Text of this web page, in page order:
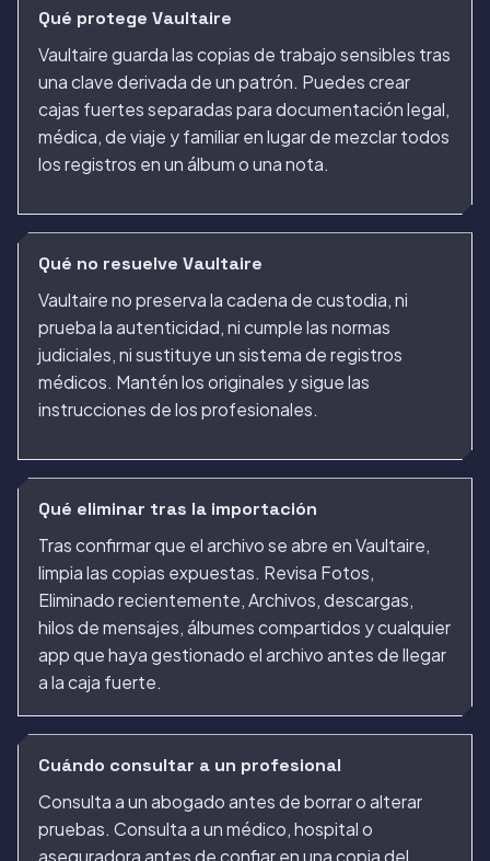
Qué protege Vaultaire
Vaultaire guarda las copias de trabajo sensibles tras
una clave derivada de un patrón. Puedes crear
cajas fuertes separadas para documentación legal,
médica, de viaje y familiar en lugar de mezclar todos
los registros en un álbum o una nota.
Qué no resuelve Vaultaire
Vaultaire no preserva la cadena de custodia, ni
prueba la autenticidad, ni cumple las normas
judiciales, ni sustituye un sistema de registros
médicos. Mantén los originales y sigue las
instrucciones de los profesionales.
Qué eliminar tras la importación
Tras confirmar que el archivo se abre en Vaultaire,
limpia las copias expuestas. Revisa Fotos,
Eliminado recientemente, Archivos, descargas,
hilos de mensajes, álbumes compartidos y cualquier
app que haya gestionado el archivo antes de llegar
a la caja fuerte.
Cuándo consultar a un profesional
Consulta a un abogado antes de borrar o alterar
pruebas. Consulta a un médico, hospital o
aseguradora antes de confiar en una copia del